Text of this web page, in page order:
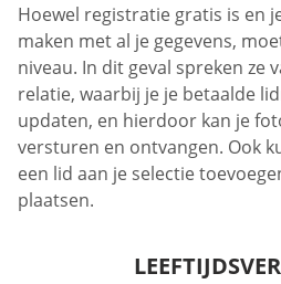
Hoewel registratie gratis is en
maken met al je gegevens,
niveau. In dit geval spreken ze
relatie, waarbij je je betaalde
updaten, en hierdoor kan je
versturen en ontvangen. Ook
een lid aan je selectie
plaatsen.